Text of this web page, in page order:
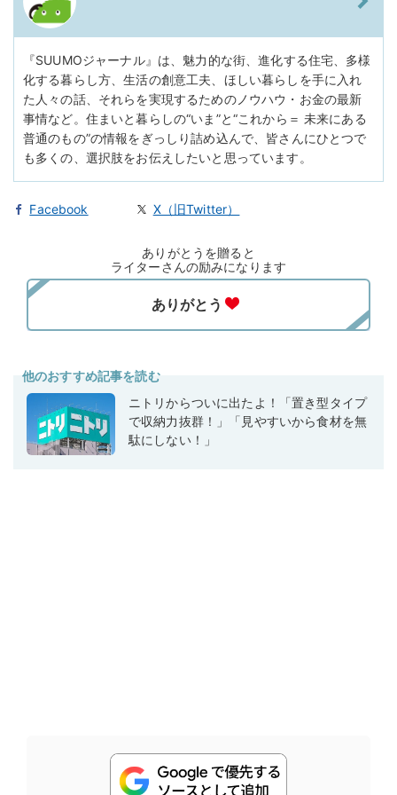
『SUUMOジャーナル』は、魅力的な街、進化する住宅、多様
化する暮らし方、生活の創意工夫、ほしい暮らしを手に入れ
た人々の話、それらを実現するためのノウハウ・お金の最新
事情など。住まいと暮らしの“いま”と“これから＝ 未来にある
普通のもの”の情報をぎっしり詰め込んで、皆さんにひとつで
も多くの、選択肢をお伝えしたいと思っています。
Facebook X（旧Twitter）
ありがとうを贈ると
ライターさんの励みになります
他のおすすめ記事を読む
ニトリからついに出たよ！「置き型タイプ
で収納力抜群！」「見やすいから食材を無
駄にしない！」